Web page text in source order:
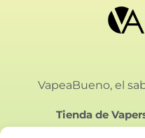
VapeaBueno, el
Tienda de